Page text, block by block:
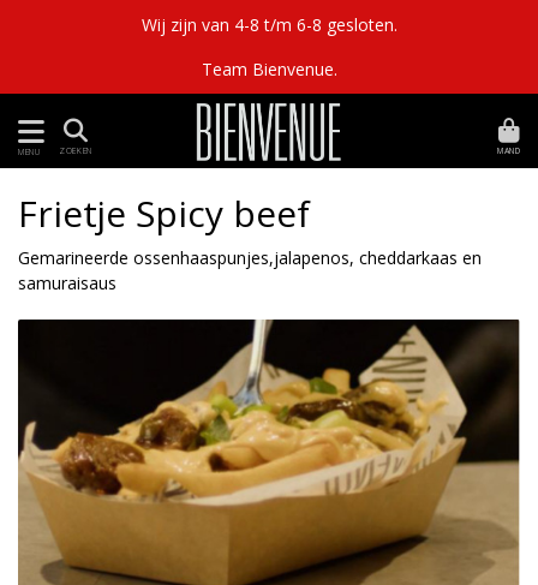
Wij zijn van 4-8 t/m 6-8 gesloten.
Team Bienvenue.
MENU ZOEKEN MAND
Frietje Spicy beef
Gemarineerde ossenhaaspunjes,jalapenos, cheddarkaas en
samuraisaus